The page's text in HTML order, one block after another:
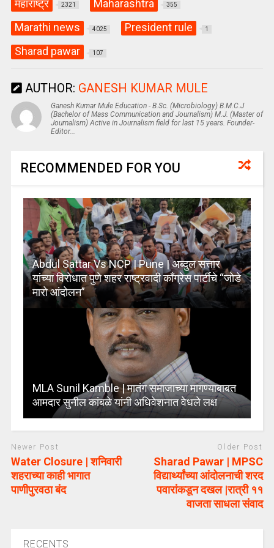
महाराष्ट्र 2321 Maharashtra 355
Marathi news 4025 President rule 1
Sharad pawar 107
AUTHOR: GANESH KUMAR MULE
Ganesh Kumar Mule Education - B.Sc. (Microbiology) B.M.C.J
(Bachelor of Mass Communication and Journalism) M.J. (Master of
Journalism) Active in Journalism field for last 15 years. Founder-
Editor...
RECOMMENDED FOR YOU
Abdul Sattar Vs NCP | Pune | अब्दुल सत्तार
यांच्या विरोधात पुणे शहर राष्ट्रवादी काँग्रेस पार्टीचे “जोडे
मारो आंदोलन”
MLA Sunil Kamble | मातंग समाजाच्या मागण्याबाबत
आमदार सुनील कांबळे यांनी अधिवेशनात वेधले लक्ष
Newer Post
Water Closure | शनिवारी
शहराच्या काही भागात
पाणीपुरवठा बंद
Older Post
Sharad Pawar | MPSC
विद्यार्थ्यांच्या आंदोलनाची शरद
पवारांकडून दखल |रात्री ११
वाजता साधला संवाद
RECENTS